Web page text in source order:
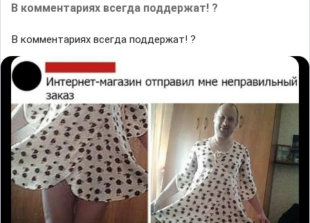
В комментариях всегда поддержат! ?
В комментариях всегда поддержат! ?